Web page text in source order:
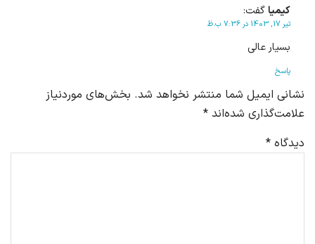
کیمیاگفت:
تیر 17, 1403 در 7:36 ب.ظ
بسیار عالی
پاسخ
نشانی ایمیل شما منتشر نخواهد شد. بخش‌های موردنیاز
علامت‌گذاری شده‌اند *
دیدگاه *